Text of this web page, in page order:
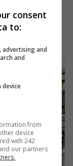
din mai multe
consent
to:
advertising and
and
device
from
device
with 242
our partners